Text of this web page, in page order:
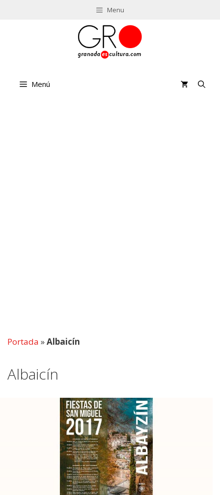
Menu
Menú
Portada »Albaicín
Albaicín